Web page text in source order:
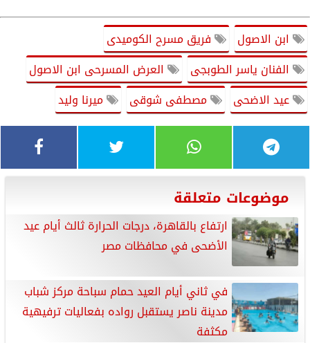
ابن الاصول
فريق مسرح الكوميدى
الفنان ياسر الطوبجى
العرض المسرحى ابن الاصول
عيد الاضحى
مصطفى شوقى ميرنا وليد
موضوعات متعلقة
ارتفاع بالقاهرة، درجات الحرارة ثالث أيام عيد
الأضحى في محافظات مصر
في ثاني أيام العيد حمام سباحة مركز شباب
مدينة ناصر يستقبل رواده بفعاليات ترفيهية
مكثفة